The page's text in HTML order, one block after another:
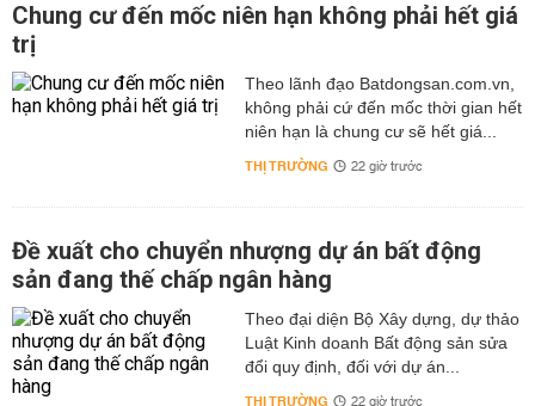
Chung cư đến mốc niên hạn không phải hết giá
trị
Theo lãnh đạo Batdongsan.com.vn,
không phải cứ đến mốc thời gian hết
niên hạn là chung cư sẽ hết giá...
THỊ TRƯỜNG 22 giờ trước
Đề xuất cho chuyển nhượng dự án bất động
sản đang thế chấp ngân hàng
Theo đại diện Bộ Xây dựng, dự thảo
Luật Kinh doanh Bất động sản sửa
đổi quy định, đối với dự án...